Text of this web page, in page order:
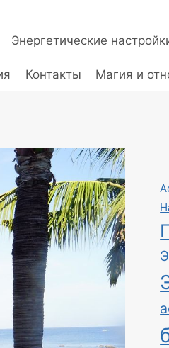
Энергетические
Контакты Магия и